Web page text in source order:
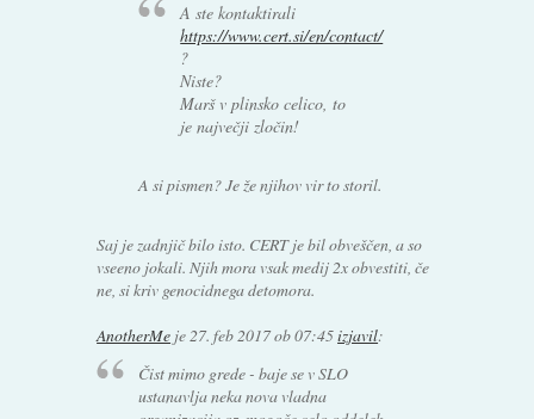
A ste kontaktirali
https://www.cert.si/en/contact/
?
Niste?
Marš v plinsko celico, to
je največji zločin!
A si pismen? Je že njihov vir to storil.
Saj je zadnjič bilo isto. CERT je bil obveščen, a so
vseeno jokali. Njih mora vsak medij 2x obvestiti, če
ne, si kriv genocidnega detomora.
AnotherMe je 27. feb 2017 ob 07:45izjavil:
Čist mimo grede - baje se v SLO
ustanavlja neka nova vladna